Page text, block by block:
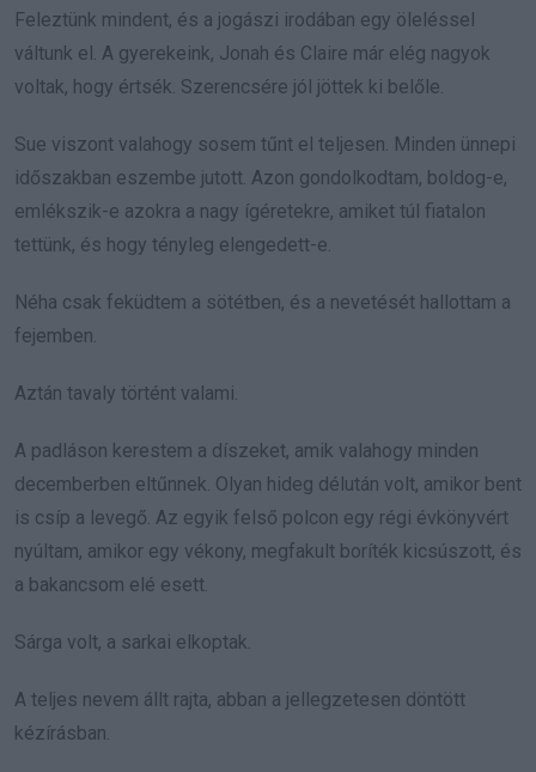
Feleztünk mindent, és a jogászi irodában egy öleléssel
váltunk el. A gyerekeink, Jonah és Claire már elég nagyok
voltak, hogy értsék. Szerencsére jól jöttek ki belőle.
Sue viszont valahogy sosem tűnt el teljesen. Minden ünnepi
időszakban eszembe jutott. Azon gondolkodtam, boldog-e,
emlékszik-e azokra a nagy ígéretekre, amiket túl fiatalon
tettünk, és hogy tényleg elengedett-e.
Néha csak feküdtem a sötétben, és a nevetését hallottam a
fejemben.
Aztán tavaly történt valami.
A padláson kerestem a díszeket, amik valahogy minden
decemberben eltűnnek. Olyan hideg délután volt, amikor bent
is csíp a levegő. Az egyik felső polcon egy régi évkönyvért
nyúltam, amikor egy vékony, megfakult boríték kicsúszott, és
a bakancsom elé esett.
Sárga volt, a sarkai elkoptak.
A teljes nevem állt rajta, abban a jellegzetesen döntött
kézírásban.